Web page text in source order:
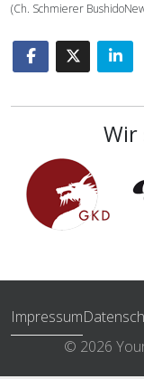
(Ch. Schmierer
Wir
Impressum
© 2026